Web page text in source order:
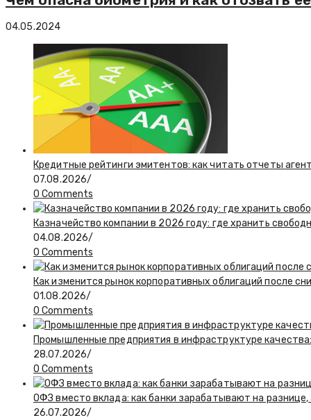
04.05.2024
Кредитные рейтинги эмитентов: как читать отчеты
07.08.2026/
0 Comments
Казначейство компании в 2026 году: где хранить
04.08.2026/
0 Comments
Как изменится рынок корпоративных облигаций после
01.08.2026/
0 Comments
Промышленные предприятия в инфраструктуре
28.07.2026/
0 Comments
ОФЗ вместо вклада: как банки зарабатывают на
26.07.2026/